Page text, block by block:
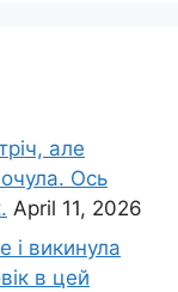
але
Ось
April 11, 2026
і викинула
в цей